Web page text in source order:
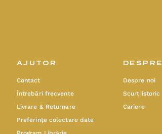
AJUTOR
Contact
Întrebări frecvente
Livrare & Returnare
Preferinţe colectare date
DESPRE
Despre noi
Scurt istoric
Cariere